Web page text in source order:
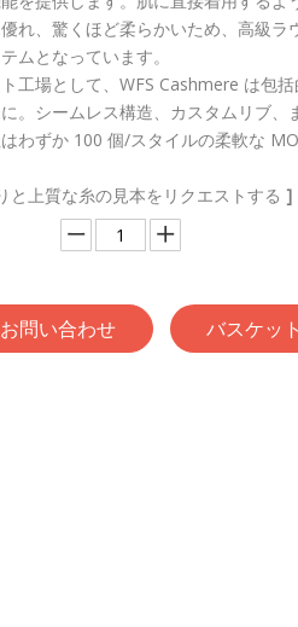
れ、驚くほど柔らかいため、高級
ムとなっています。
工場として、WFS Cashmere は包
。シームレス構造、カスタムリブ
わずか 100 個/スタイルの柔軟な
と上質な糸の見本をリクエストする ]
お問い合わせ バスケット